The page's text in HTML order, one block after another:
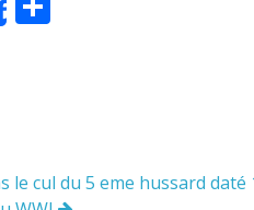
Share
le cul du 5 eme hussard daté